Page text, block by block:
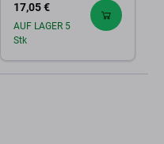
Magnet (Yellow)
17,05 €
AUF LAGER 5
Stk